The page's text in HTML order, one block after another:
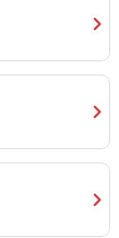
chevron_right
chevron_right
chevron_right